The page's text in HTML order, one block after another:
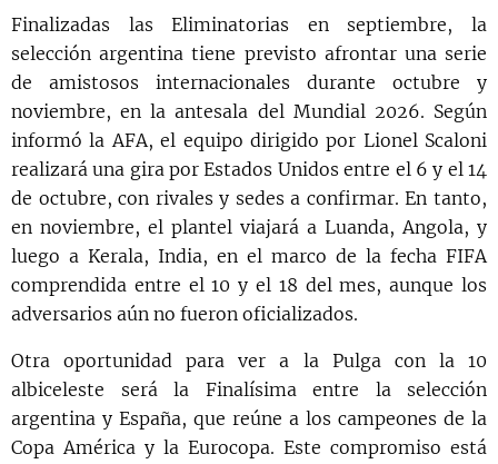
Finalizadas las Eliminatorias en septiembre, la
selección argentina tiene previsto afrontar una serie
de amistosos internacionales durante octubre y
noviembre, en la antesala del Mundial 2026. Según
informó la AFA, el equipo dirigido por Lionel Scaloni
realizará una gira por Estados Unidos entre el 6 y el 14
de octubre, con rivales y sedes a confirmar. En tanto,
en noviembre, el plantel viajará a Luanda, Angola, y
luego a Kerala, India, en el marco de la fecha FIFA
comprendida entre el 10 y el 18 del mes, aunque los
adversarios aún no fueron oficializados.
Otra oportunidad para ver a la Pulga con la 10
albiceleste será la Finalísima entre la selección
argentina y España, que reúne a los campeones de la
Copa América y la Eurocopa. Este compromiso está